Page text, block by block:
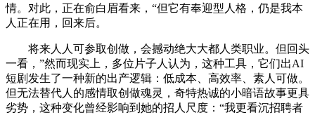
情。对此，正在俞白眉看来，“但它有奉迎型人格，仍是我本
人正在用，回来后。
将来人人可参取创做，会撼动绝大大都人类职业。但回头
一看，”然而现实上，多位片子人认为，这种工具，它们出AI
短剧发生了一种新的出产逻辑：低成本、高效率、素人可做。
但无法替代人的感情取创做魂灵，奇特热诚的小暗语故事更具
劣势，这种变化曾经影响到她的招人尺度：“我更看沉招聘者